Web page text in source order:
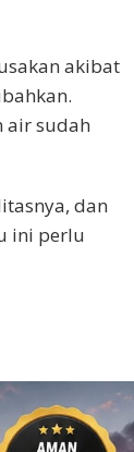
akibat
air sudah
dan
ini perlu